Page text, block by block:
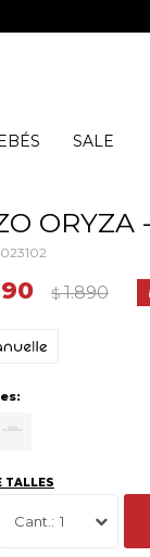
SALE
ORYZA
$ 1.890
TALLES
1